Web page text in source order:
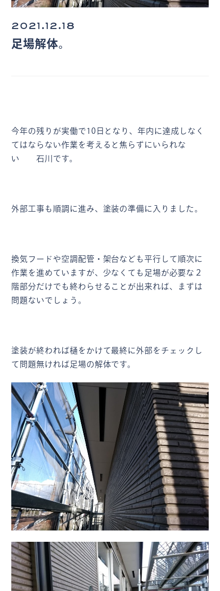
足場解体。
2021.12.18
今年の残りが実働で10日となり、年内に達成しなく
てはならない作業を考えると焦らずにいられな
い 石川です。
外部工事も順調に進み、塗装の準備に入りました。
換気フードや空調配管・架台なども平行して順次に
作業を進めていますが、少なくても足場が必要な２
階部分だけでも終わらせることが出来れば、まずは
問題ないでしょう。
塗装が終われば樋をかけて最終に外部をチェックし
て問題無ければ足場の解体です。